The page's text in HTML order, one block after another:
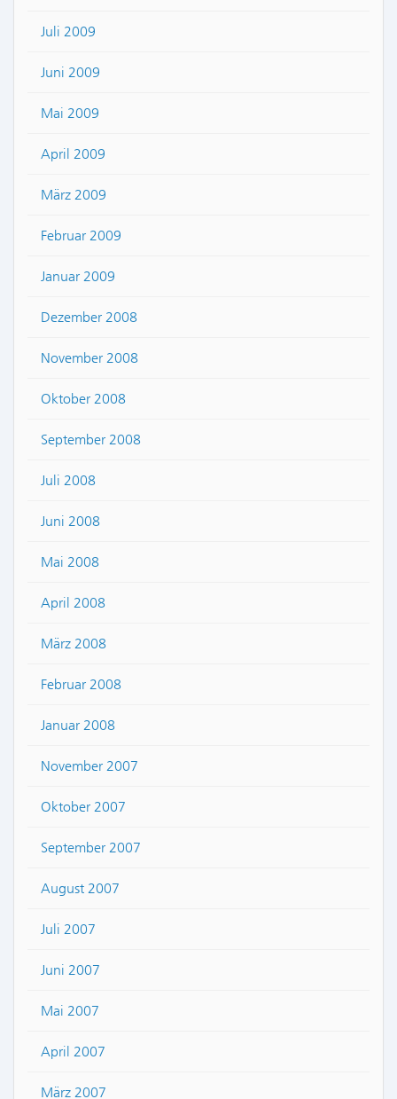
Juli 2009
Juni 2009
Mai 2009
April 2009
März 2009
Februar 2009
Januar 2009
Dezember 2008
November 2008
Oktober 2008
September 2008
Juli 2008
Juni 2008
Mai 2008
April 2008
März 2008
Februar 2008
Januar 2008
November 2007
Oktober 2007
September 2007
August 2007
Juli 2007
Juni 2007
Mai 2007
April 2007
März 2007